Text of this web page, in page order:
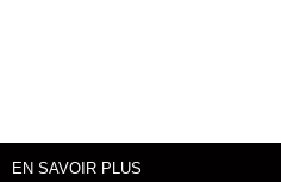
EN SAVOIR PLUS